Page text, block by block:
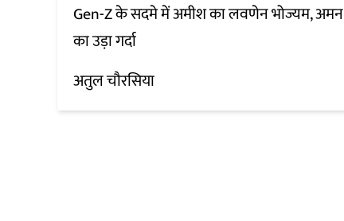
Gen-Z के सदमे में अमीश का लवणेन भोज्यम, अमन
का उड़ा गर्दा
अतुल चौरसिया